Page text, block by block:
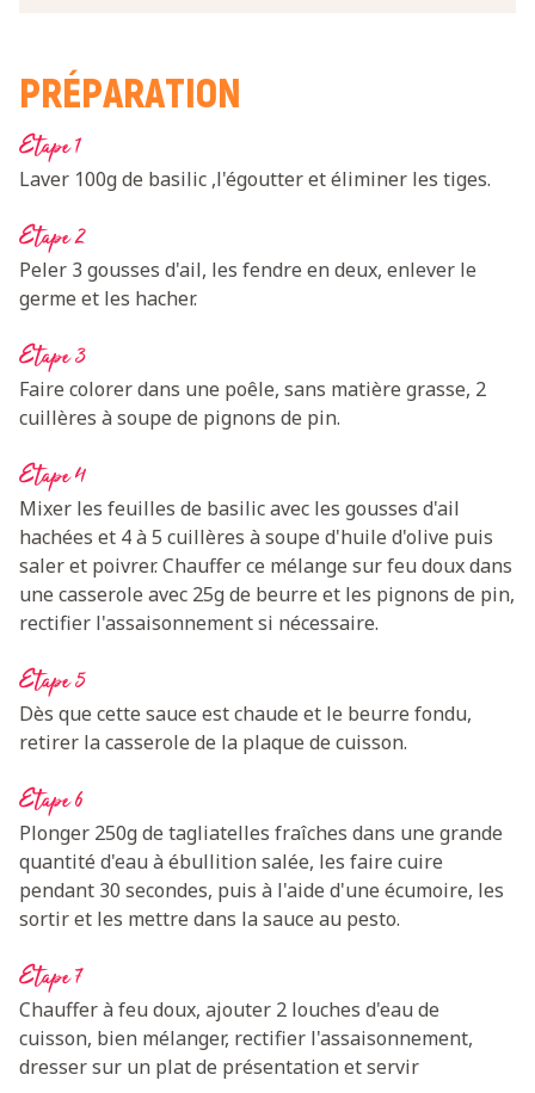
PRÉPARATION
Etape 1
Laver 100g de basilic ,l'égoutter et éliminer les tiges.
Etape 2
Peler 3 gousses d'ail, les fendre en deux, enlever le
germe et les hacher.
Etape 3
Faire colorer dans une poêle, sans matière grasse, 2
cuillères à soupe de pignons de pin.
Etape 4
Mixer les feuilles de basilic avec les gousses d'ail
hachées et 4 à 5 cuillères à soupe d'huile d'olive puis
saler et poivrer. Chauffer ce mélange sur feu doux dans
une casserole avec 25g de beurre et les pignons de pin,
rectifier l'assaisonnement si nécessaire.
Etape 5
Dès que cette sauce est chaude et le beurre fondu,
retirer la casserole de la plaque de cuisson.
Etape 6
Plonger 250g de tagliatelles fraîches dans une grande
quantité d'eau à ébullition salée, les faire cuire
pendant 30 secondes, puis à l'aide d'une écumoire, les
sortir et les mettre dans la sauce au pesto.
Etape 7
Chauffer à feu doux, ajouter 2 louches d'eau de
cuisson, bien mélanger, rectifier l'assaisonnement,
dresser sur un plat de présentation et servir